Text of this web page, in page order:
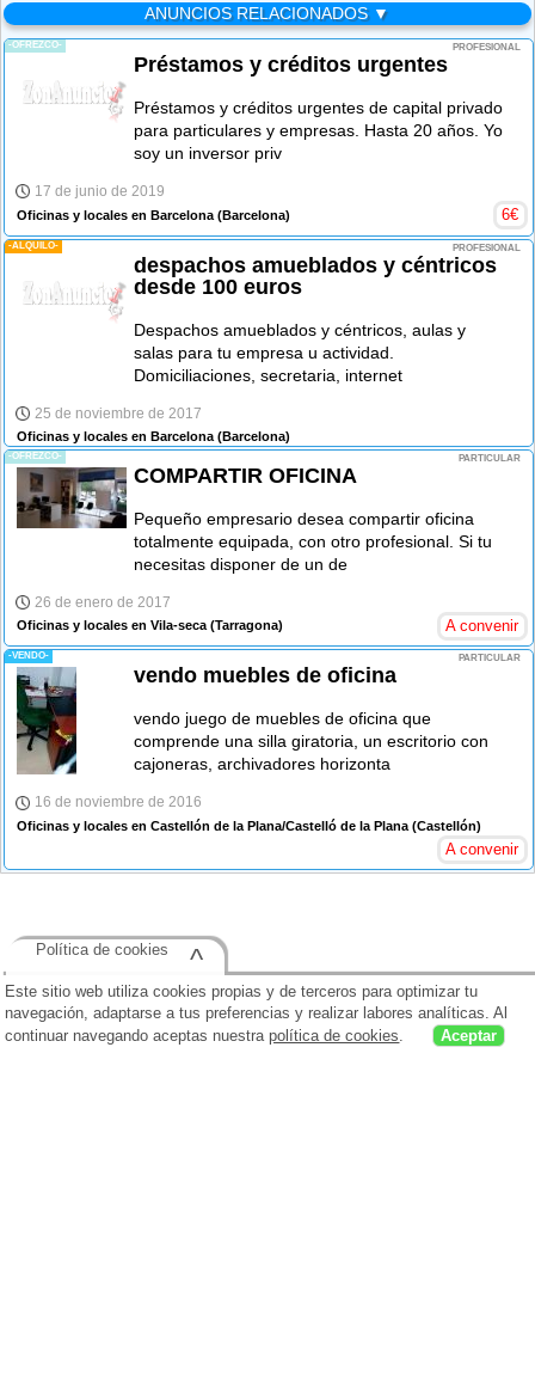
ANUNCIOS RELACIONADOS ▼
-OFREZCO- PROFESIONAL
Préstamos y créditos urgentes
Préstamos y créditos urgentes de capital privado
para particulares y empresas. Hasta 20 años. Yo
soy un inversor priv
17 de junio de 2019
Oficinas y locales en Barcelona (Barcelona) 6€
-ALQUILO- PROFESIONAL
despachos amueblados y céntricos
desde 100 euros
Despachos amueblados y céntricos, aulas y
salas para tu empresa u actividad.
Domiciliaciones, secretaria, internet
25 de noviembre de 2017
Oficinas y locales en Barcelona (Barcelona)
-OFREZCO- PARTICULAR
COMPARTIR OFICINA
Pequeño empresario desea compartir oficina
totalmente equipada, con otro profesional. Si tu
necesitas disponer de un de
26 de enero de 2017
Oficinas y locales en Vila-seca (Tarragona) A convenir
-VENDO- PARTICULAR
vendo muebles de oficina
vendo juego de muebles de oficina que
comprende una silla giratoria, un escritorio con
cajoneras, archivadores horizonta
16 de noviembre de 2016
Oficinas y locales en Castellón de la Plana/Castelló de la Plana (Castellón)
A convenir
Este sitio web utiliza cookies propias y de terceros para optimizar tu
navegación, adaptarse a tus preferencias y realizar labores analíticas. Al
continuar navegando aceptas nuestrapolítica de cookies. Aceptar
Política de cookies ^